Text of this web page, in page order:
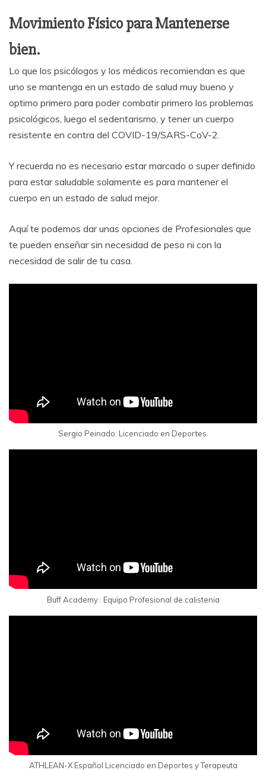
Movimiento Físico para Mantenerse
bien.
Lo que los psicólogos y los médicos recomiendan es que
uno se mantenga en un estado de salud muy bueno y
optimo primero para poder combatir primero los problemas
psicológicos, luego el sedentarismo, y tener un cuerpo
resistente en contra del COVID-19/SARS-CoV-2.
Y recuerda no es necesario estar marcado o super definido
para estar saludable solamente es para mantener el
cuerpo en un estado de salud mejor.
Aquí te podemos dar unas opciones de Profesionales que
te pueden enseñar sin necesidad de peso ni con la
necesidad de salir de tu casa.
Sergio Peinado: Licenciado en Deportes.
Buff Academy : Equipo Profesional de calistenia
ATHLEAN-X Español Licenciado en Deportes y Terapeuta